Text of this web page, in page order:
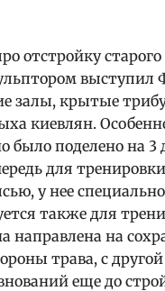
отстройку
выступил
залы, крытые
киевлян.
было поделено на
для
у нее
также для
направлена на
трава, с
еще до